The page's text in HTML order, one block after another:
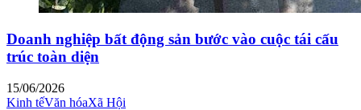
Doanh nghiệp bất động sản bước vào cuộc tái cấu
trúc toàn diện
15/06/2026
Kinh tếVăn hóaXã Hội